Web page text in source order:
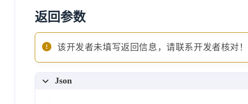
返回参数
该开发者未填写返回信息，请联系开发者核对！
Json